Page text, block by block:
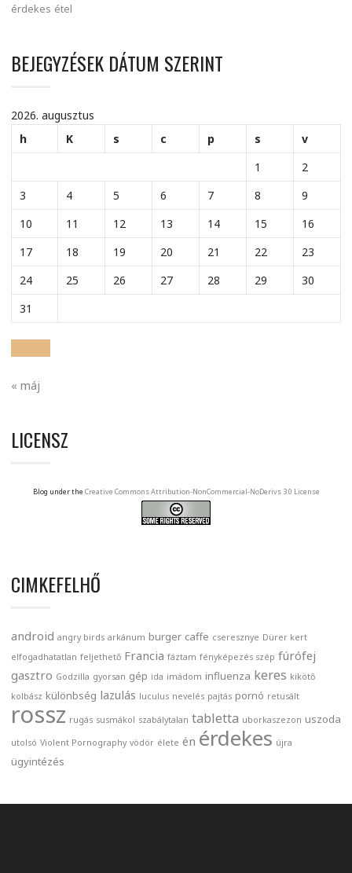
érdekes étel
BEJEGYZÉSEK DÁTUM SZERINT
2026. augusztus
h
K s c p s
v
1
2
3
4 5 6 7 8
9
10
11 12 13 14 15
16
17
18 19 20 21 22
23
24
25 26 27 28 29
30
31
« máj
LICENSZ
Blog under the Creative Commons Attribution-NonCommercial-NoDerivs 3.0 License
CIMKEFELHŐ
android angry birds arkánum burger caffe cseresznye Dürer kert
elfogadhatatlan feljethető Francia fáztam fényképezés szép fúrófej
gasztro Godzilla gyorsan gép ida imádom influenza keres kikötő
kolbász különbség lazulás luculus nevelés pajtás pornó retusált
rossz rugás susmákol szabálytalan tabletta uborkaszezon uszoda
utolsó Violent Pornography vödör élete én érdekes újra
ügyintézés